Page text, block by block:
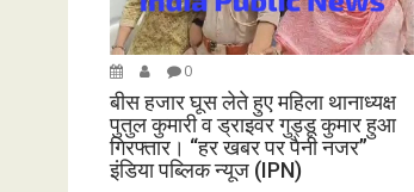
o
n
0
बीस हजार घूस लेते हुए महिला थानाध्यक्ष
पुतुल कुमारी व ड्राइवर गुड्डू कुमार हुआ
गिरफ्तार। “हर खबर पर पैनी नजर”
इंडिया पब्लिक न्यूज (IPN)